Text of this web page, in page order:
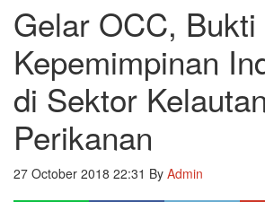
Gelar OCC, Bukti
Kepemimpinan
di Sektor
Perikanan
27 October 2018 22:31 By Admin